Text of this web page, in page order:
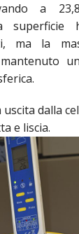
a
superficie
ma la
uscita dalla
e liscia.